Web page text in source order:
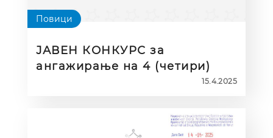
Повици
ЈАВЕН КОНКУРС за
ангажирање на 4 (четири)
надворешни соработници во
европски образовни
програми и мобилност
15.4.2025